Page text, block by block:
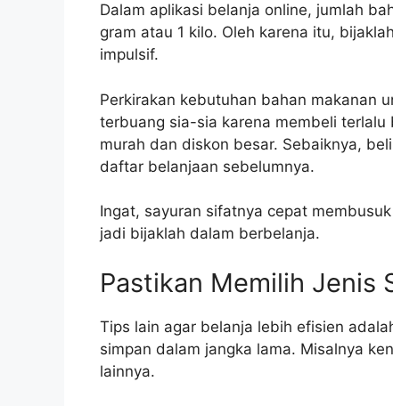
Dalam aplikasi belanja online, jumlah
gram atau 1 kilo. Oleh karena itu,
impulsif.
Perkirakan kebutuhan bahan makanan
terbuang sia-sia karena membeli
murah dan diskon besar. Sebaiknya,
daftar belanjaan sebelumnya.
Ingat, sayuran sifatnya cepat
jadi bijaklah dalam berbelanja.
Pastikan Memilih Jenis
Tips lain agar belanja lebih efisien
simpan dalam jangka lama. Misalnya
lainnya.